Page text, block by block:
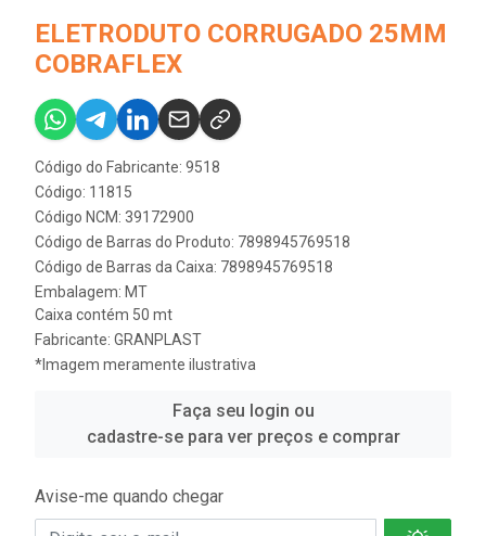
ELETRODUTO CORRUGADO 25MM
COBRAFLEX
Código do Fabricante: 9518
Código: 11815
Código NCM: 39172900
Código de Barras do Produto: 7898945769518
Código de Barras da Caixa: 7898945769518
Embalagem: MT
Caixa contém 50 mt
Fabricante: GRANPLAST
*Imagem meramente ilustrativa
Faça seu login ou
cadastre-se para ver preços e comprar
Avise-me quando chegar